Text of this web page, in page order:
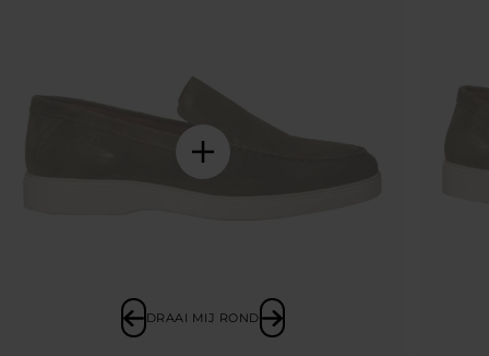
DRAAI MIJ ROND